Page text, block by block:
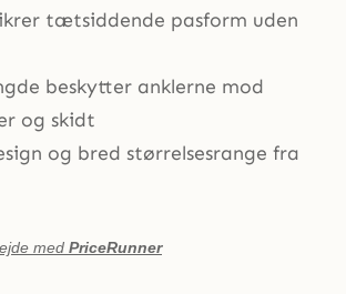
tætsiddende pasform uden
beskytter anklerne mod
og skidt
og bred størrelsesrange fra
med PriceRunner